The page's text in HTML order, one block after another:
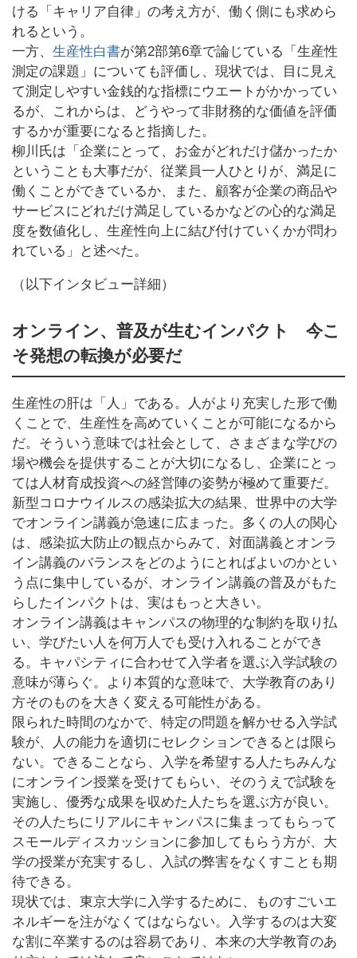
ける「キャリア自律」の考え方が、働く側にも求めら
れるという。
一方、 生産性白書が第2部第6章で論じている「生産性
測定の課題」についても評価し、現状では、目に見え
て測定しやすい金銭的な指標にウエートがかかってい
るが、これからは、どうやって非財務的な価値を評価
するかが重要になると指摘した。
柳川氏は「企業にとって、お金がどれだけ儲かったか
ということも大事だが、従業員一人ひとりが、満足に
働くことができているか、また、顧客が企業の商品や
サービスにどれだけ満足しているかなどの心的な満足
度を数値化し、生産性向上に結び付けていくかが問わ
れている」と述べた。
（以下インタビュー詳細）
オンライン、普及が生むインパクト 今こ
そ発想の転換が必要だ
生産性の肝は「人」である。人がより充実した形で働
くことで、生産性を高めていくことが可能になるから
だ。そういう意味では社会として、さまざまな学びの
場や機会を提供することが大切になるし、企業にとっ
ては人材育成投資への経営陣の姿勢が極めて重要だ。
新型コロナウイルスの感染拡大の結果、世界中の大学
でオンライン講義が急速に広まった。多くの人の関心
は、感染拡大防止の観点からみて、対面講義とオンラ
イン講義のバランスをどのようにとればよいのかとい
う点に集中しているが、オンライン講義の普及がもた
らしたインパクトは、実はもっと大きい。
オンライン講義はキャンパスの物理的な制約を取り払
い、学びたい人を何万人でも受け入れることができ
る。キャパシティに合わせて入学者を選ぶ入学試験の
意味が薄らぐ。より本質的な意味で、大学教育のあり
方そのものを大きく変える可能性がある。
限られた時間のなかで、特定の問題を解かせる入学試
験が、人の能力を適切にセレクションできるとは限ら
ない。できることなら、入学を希望する人たちみんな
にオンライン授業を受けてもらい、そのうえで試験を
実施し、優秀な成果を収めた人たちを選ぶ方が良い。
その人たちにリアルにキャンパスに集まってもらって
スモールディスカッションに参加してもらう方が、大
学の授業が充実するし、入試の弊害をなくすことも期
待できる。
現状では、東京大学に入学するために、ものすごいエ
ネルギーを注がなくてはならない。入学するのは大変
な割に卒業するのは容易であり、本来の大学教育のあ